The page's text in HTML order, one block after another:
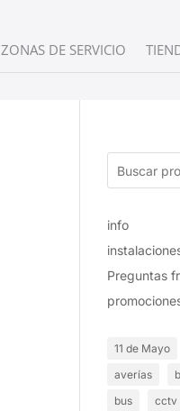
ZONAS DE SERVICIO
info
Preguntas
11 de Mayo
averías
bus
cctv